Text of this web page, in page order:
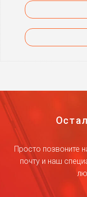
Просто позвоните
почту и наш